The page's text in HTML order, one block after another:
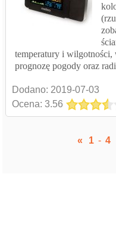
temperatury i wilgotności,
prognozę pogody oraz
Dodano: 2019-07-03
Ocena: 3.56
« 1 - 4